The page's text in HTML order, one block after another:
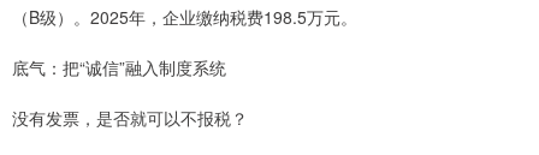
（B级）。2025年，企业缴纳税费198.5万元。
底气：把“诚信”融入制度系统
没有发票，是否就可以不报税？